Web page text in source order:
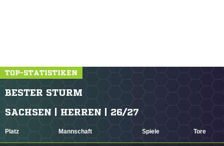
TOP-STATISTIKEN
BESTER STURM
SACHSEN | HERREN | 26/27
Platz Mannschaft Spiele Tore